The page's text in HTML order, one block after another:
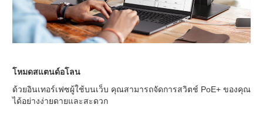
โหมดสแตนด์อโลน
ด้วยอินเทอร์เฟซผู้ใช้บนเว็บ คุณสามารถจัดการสวิตช์ PoE+ ของคุณ
ได้อย่างง่ายดายและสะดวก